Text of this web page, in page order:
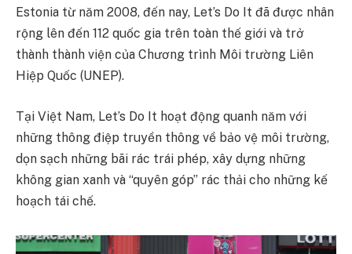
Estonia từ năm 2008, đến nay, Let’s Do It đã được nhân
rộng lên đến 112 quốc gia trên toàn thế giới và trở
thành thành viện của Chương trình Môi trường Liên
Hiệp Quốc (UNEP).
Tại Việt Nam, Let’s Do It hoạt động quanh năm với
những thông điệp truyền thông về bảo vệ môi trường,
dọn sạch những bãi rác trái phép, xây dựng những
không gian xanh và “quyên góp” rác thải cho những kế
hoạch tái chế.